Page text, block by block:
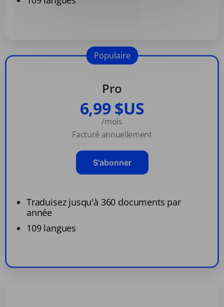
Pro
6,99 $US
/mois
Facturé annuellement
S'abonner
Traduisez jusqu'à 360 documents par
année
109 langues
Populaire